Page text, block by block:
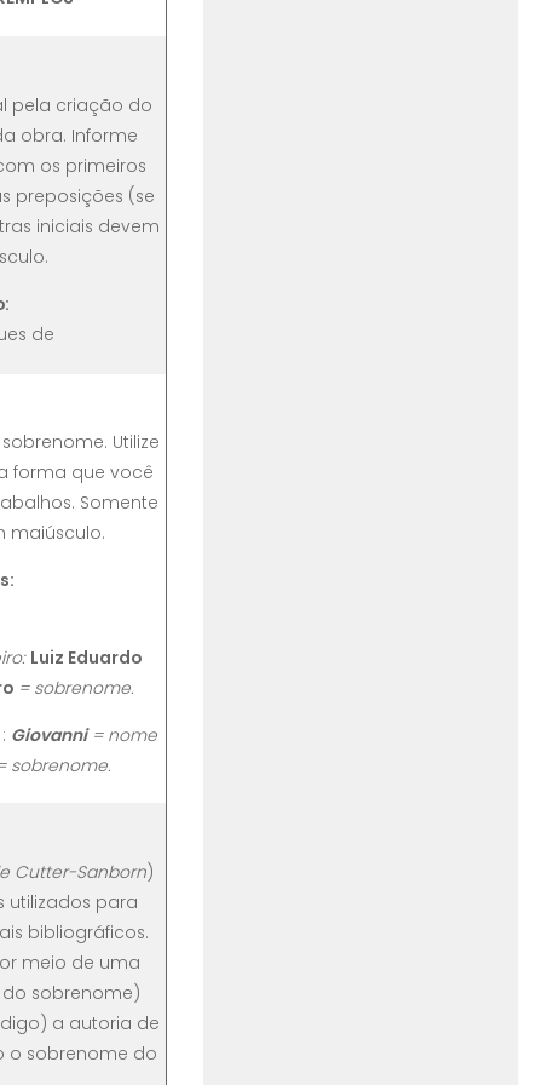
pela criação do
obra. Informe
os primeiros
preposições (se
iniciais devem
de
Utilize
forma que você
Somente
maiúsculo.
: Luiz Eduardo
= sobrenome.
Giovanni= nome
sobrenome.
Cutter-Sanborn)
utilizados para
bibliográficos.
meio de uma
sobrenome)
a autoria de
o sobrenome do